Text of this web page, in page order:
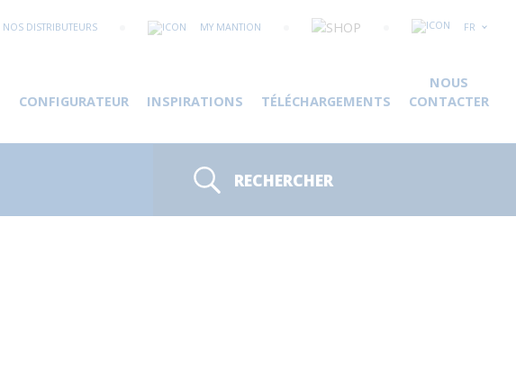
NOS DISTRIBUTEURS MY MANTION FR
CONFIGURATEUR INSPIRATIONS TÉLÉCHARGEMENTS
NOUS
CONTACTER
RECHERCHER